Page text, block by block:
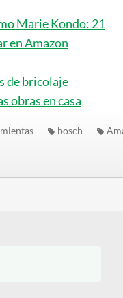
Marie Kondo: 21
en Amazon
de bricolaje
obras en casa
bosch